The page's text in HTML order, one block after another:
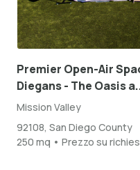
Premier Open-Air
Diegans - The Oasis
Mission Valley
92108, San Diego County
250 mq • Prezzo su